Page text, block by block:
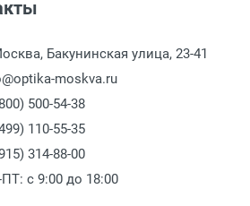
Бакунинская улица, 23-41
moskva.ru
500-54-38
110-55-35
314-88-00
с 9:00 до 18:00